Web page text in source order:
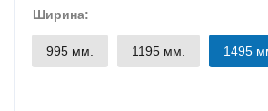
Ширина:
995 мм. 1195 мм. 1495